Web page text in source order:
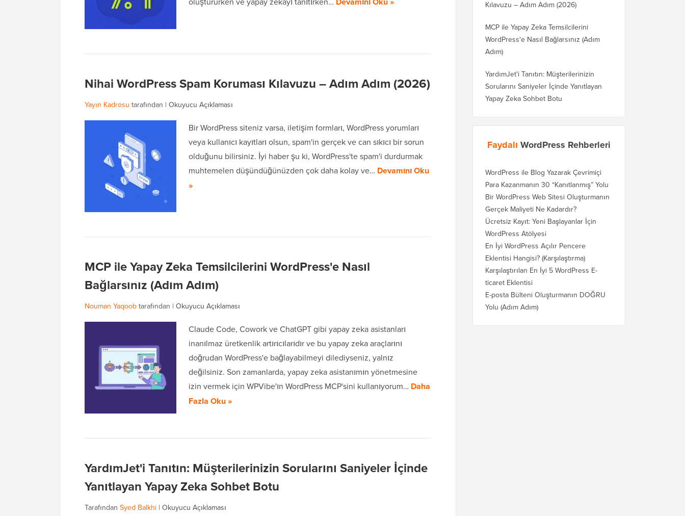
Nihai WordPress Spam Koruması Kılavuzu – Adım Adım (2026)
Yayın Kadrosu tarafından | Okuyucu Açıklaması
Bir WordPress siteniz varsa, iletişim formları, WordPress yorumları
veya kullanıcı kayıtları olsun, spam'in gerçek ve can sıkıcı bir sorun
olduğunu bilirsiniz. İyi haber şu ki, WordPress'te spam'i durdurmak
muhtemelen düşündüğünüzden çok daha kolay ve… Devamını Oku
»
MCP ile Yapay Zeka Temsilcilerini WordPress'e Nasıl
Bağlarsınız (Adım Adım)
Nouman Yaqoob tarafından | Okuyucu Açıklaması
Claude Code, Cowork ve ChatGPT gibi yapay zeka asistanları
inanılmaz üretkenlik artırıcılarıdır ve bu yapay zeka araçlarını
doğrudan WordPress'e bağlayabilmeyi dilediyseniz, yalnız
değilsiniz. Son zamanlarda, yapay zeka asistanımın yönetmesine
izin vermek için WPVibe'ın WordPress MCP'sini kullanıyorum… Daha
Fazla Oku »
YardımJet'i Tanıtın: Müşterilerinizin Sorularını Saniyeler İçinde
Yanıtlayan Yapay Zeka Sohbet Botu
Tarafından Syed Balkhi | Okuyucu Açıklaması
Kılavuzu – Adım Adım (2026)
MCP ile Yapay Zeka Temsilcilerini
WordPress'e Nasıl Bağlarsınız (Adım
Adım)
YardımJet'i Tanıtın: Müşterilerinizin
Sorularını Saniyeler İçinde Yanıtlayan
Yapay Zeka Sohbet Botu
Faydalı WordPress Rehberleri
WordPress ile Blog Yazarak Çevrimiçi
Para Kazanmanın 30 “Kanıtlanmış” Yolu
Bir WordPress Web Sitesi Oluşturmanın
Gerçek Maliyeti Ne Kadardır?
Ücretsiz Kayıt: Yeni Başlayanlar İçin
WordPress Atölyesi
En İyi WordPress Açılır Pencere
Eklentisi Hangisi? (Karşılaştırma)
Karşılaştırılan En İyi 5 WordPress E-
ticaret Eklentisi
E-posta Bülteni Oluşturmanın DOĞRU
Yolu (Adım Adım)